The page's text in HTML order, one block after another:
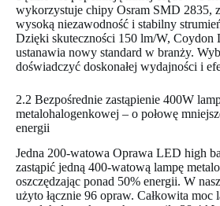
wykorzystuje chipy Osram SMD 2835,
wysoką niezawodność i stabilny
Dzięki skuteczności 150 lm/W, Coydon
ustanawia nowy standard w branży.
doświadczyć doskonałej wydajności i
2.2 Bezpośrednie zastąpienie 400W
metalohalogenkowej – o połowę
energii
Jedna 200-watowa Oprawa LED high
zastąpić jedną 400-watową lampę
oszczędzając ponad 50% energii. W
użyto łącznie 96 opraw. Całkowita moc